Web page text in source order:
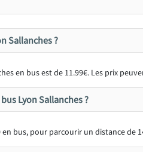
Sallanches ?
en bus est de 11.99€. Les prix
Lyon Sallanches ?
en bus, pour parcourir un distance de